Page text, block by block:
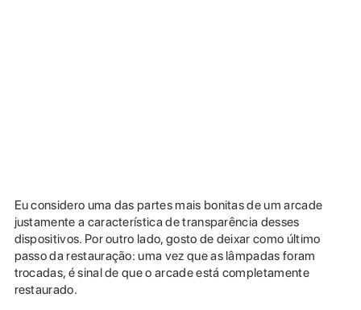
Eu considero uma das partes mais bonitas de um arcade
justamente a característica de transparência desses
dispositivos. Por outro lado, gosto de deixar como último
passo da restauração: uma vez que as lâmpadas foram
trocadas, é sinal de que o arcade está completamente
restaurado.